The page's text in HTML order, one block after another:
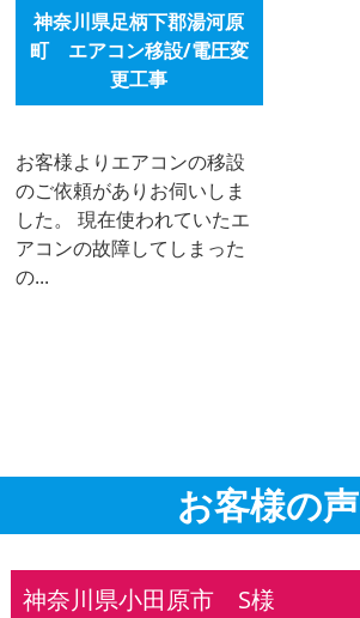
神奈川県足柄下郡湯河原
町 エアコン移設/電圧変
更工事
お客様よりエアコンの移設
のご依頼がありお伺いしま
した。 現在使われていたエ
アコンの故障してしまった
の...
お客様の声
神奈川県小田原市 S様